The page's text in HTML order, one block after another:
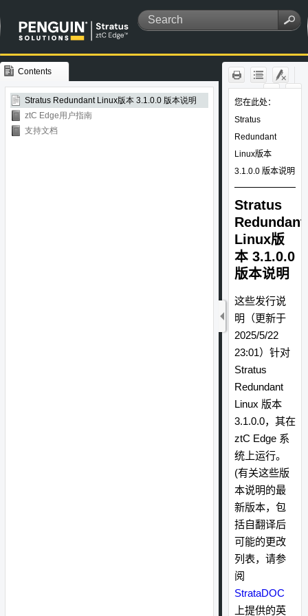
Skip To Main
Content
Contents
Stratus Redundant Linux版本 3.1.0.0 版本说明
ztC Edge用户指南
支持文档